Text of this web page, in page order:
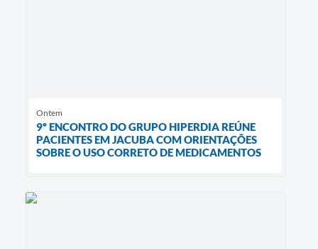
Ontem
9º ENCONTRO DO GRUPO HIPERDIA REÚNE
PACIENTES EM JACUBA COM ORIENTAÇÕES
SOBRE O USO CORRETO DE MEDICAMENTOS